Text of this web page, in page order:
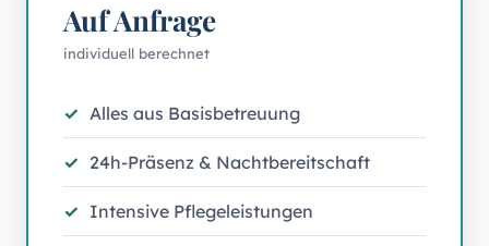
Auf Anfrage
individuell berechnet
Alles aus Basisbetreuung
24h-Präsenz & Nachtbereitschaft
Intensive Pflegeleistungen